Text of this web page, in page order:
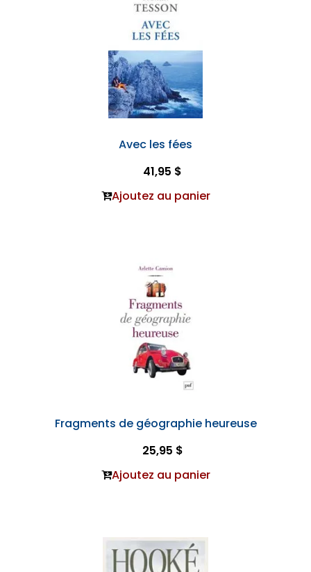
Avec les fées
41,95 $
Ajoutez au panier
Fragments de géographie heureuse
25,95 $
Ajoutez au panier